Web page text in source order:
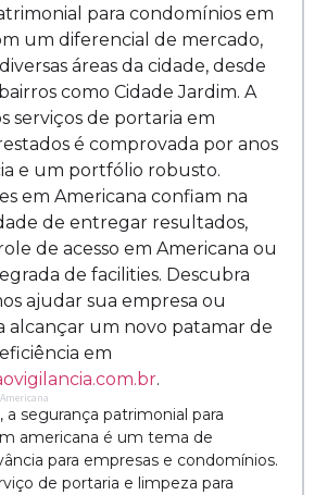
para condomínios em
um diferencial de mercado,
áreas da cidade, desde
como Cidade Jardim. A
serviços de portaria em
é comprovada por anos
e um portfólio robusto.
em Americana confiam na
de entregar resultados,
de acesso em Americana ou
de facilities. Descubra
ajudar sua empresa ou
alcançar um novo patamar de
em
.
a segurança patrimonial para
americana é um tema de
para empresas e condomínios.
de portaria e limpeza para